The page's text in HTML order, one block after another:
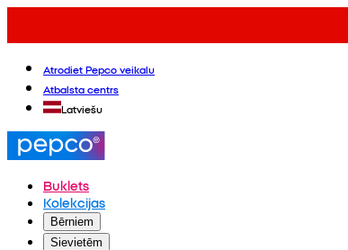
Atrodiet Pepco veikalu
Atbalsta centrs
Latviešu
Buklets
Kolekcijas
Bērniem
Sievietēm